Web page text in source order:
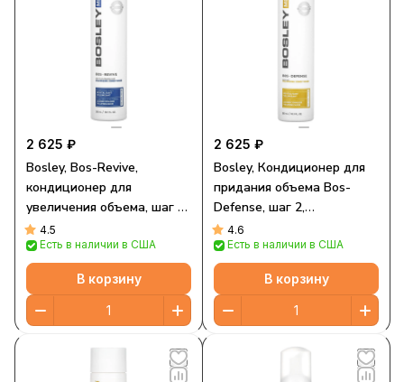
2 625 ₽
Bosley, Bos-Revive,
кондиционер для
увеличения объема, шаг 2,
для неокрашенных волос,
300 мл (10,1 жидк. Унции)
4.5
Есть в наличии в США
В корзину
2 625 ₽
Bosley, Кондиционер для
придания объема Bos-
Defense, шаг 2,
безопасный цвет, 10,1
жидких унций (300 мл)
4.6
Есть в наличии в США
В корзину